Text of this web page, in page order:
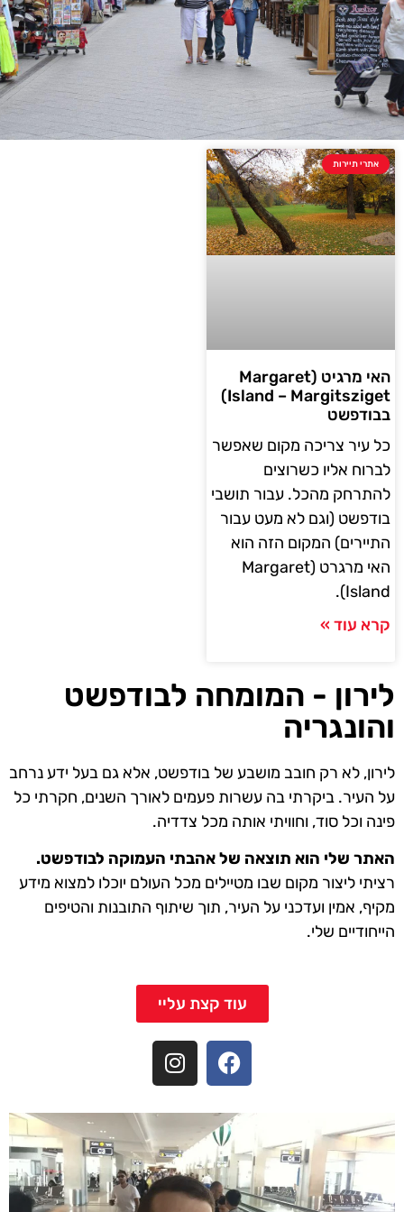
אתרי תיירות
האי מרגיט (Margaret
Island – Margitsziget)
בבודפשט
כל עיר צריכה מקום שאפשר
לברוח אליו כשרוצים
להתרחק מהכל. עבור תושבי
בודפשט (וגם לא מעט עבור
התיירים) המקום הזה הוא
האי מרגרט (Margaret
Island).
קרא עוד »
לירון - המומחה לבודפשט
והונגריה
לירון, לא רק חובב מושבע של בודפשט, אלא גם בעל ידע נרחב
על העיר. ביקרתי בה עשרות פעמים לאורך השנים, חקרתי כל
פינה וכל סוד, וחוויתי אותה מכל צדדיה.
האתר שלי הוא תוצאה של אהבתי העמוקה לבודפשט.
רציתי ליצור מקום שבו מטיילים מכל העולם יוכלו למצוא מידע
מקיף, אמין ועדכני על העיר, תוך שיתוף התובנות והטיפים
הייחודיים שלי.
עוד קצת עליי